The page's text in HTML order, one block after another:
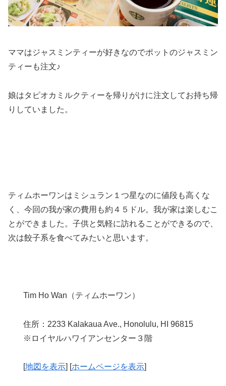
ママはジャスミンティーが好きなのでポットのジャスミン
ティーも注文♪
娘はタピオカミルクティーを帰りがけに注文してお持ち帰
りしていました。
ティムホーワンはミシュラン１つ星なのに値段も高くな
く、今回の我が家の費用も約４５ドル。我が家は楽しむこ
とができました。子供と気軽に訪れることができるので、
次は餃子系を食べてみたいと思います。
Tim Ho Wan（ティムホーワン）
住所：2233 Kalakaua Ave., Honolulu, HI 96815
※ロイヤルハワイアンセンター３階
[地図を表示] [ホームページを表示]